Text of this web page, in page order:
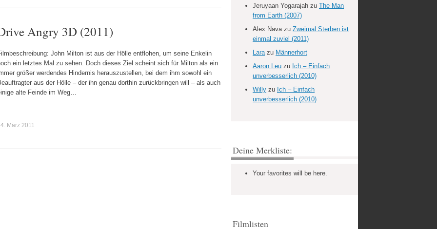
Angry 3D (2011)
John Milton ist aus der Hölle entflohen, um seine Enkelin
ein letztes Mal zu sehen. Doch dieses Ziel scheint sich für Milton als ein
größer werdendes Hindernis herauszustellen, bei dem ihm sowohl ein
aus der Hölle – der ihn genau dorthin zurückbringen will – als auch
alte Feinde im Weg…
März 2011
Jeruyaan Yogarajah zu The Man
from Earth (2007)
Alex Navazu Zweimal Sterben ist
einmal zuviel (2011)
Larazu Männerhort
Aaron Leu zu Ich – Einfach
unverbesserlich (2010)
Willy zu Ich – Einfach
unverbesserlich (2010)
Deine Merkliste:
Your favorites will be here.
Filmlisten